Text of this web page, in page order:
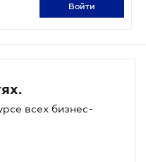
войти
всех бизнес-